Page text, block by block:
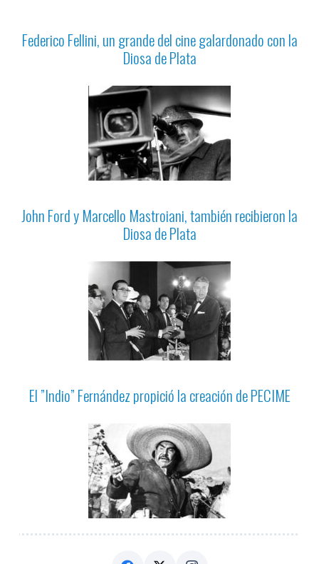
Federico Fellini, un grande del cine galardonado con la
Diosa de Plata
John Ford y Marcello Mastroiani, también recibieron la
Diosa de Plata
El ”Indio” Fernández propició la creación de PECIME